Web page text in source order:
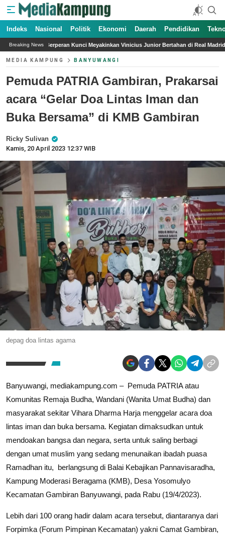
Indeks Nasional Politik Ekonomi Daerah Pendidikan
Breaking News
Meyakinkan Vinicius Junior Bertahan di Real Madrid Jakarta Concert
MEDIA KAMPUNG BANYUWANGI
Pemuda PATRIA Gambiran, Prakarsai
acara “Gelar Doa Lintas Iman dan
Buka Bersama” di KMB Gambiran
Ricky Sulivan
Kamis, 20 April 2023 12:37 WIB
depag doa lintas agama
Banyuwangi, mediakampung.com – Pemuda PATRIA atau
Komunitas Remaja Budha, Wandani (Wanita Umat Budha) dan
masyarakat sekitar Vihara Dharma Harja menggelar acara doa
lintas iman dan buka bersama. Kegiatan dimaksudkan untuk
mendoakan bangsa dan negara, serta untuk saling berbagi
dengan umat muslim yang sedang menunaikan ibadah puasa
Ramadhan itu, berlangsung di Balai Kebajikan Pannavisaradha,
Kampung Moderasi Beragama (KMB), Desa Yosomulyo
Kecamatan Gambiran Banyuwangi, pada Rabu (19/4/2023).
Lebih dari 100 orang hadir dalam acara tersebut, diantaranya dari
Forpimka (Forum Pimpinan Kecamatan) yakni Camat Gambiran,